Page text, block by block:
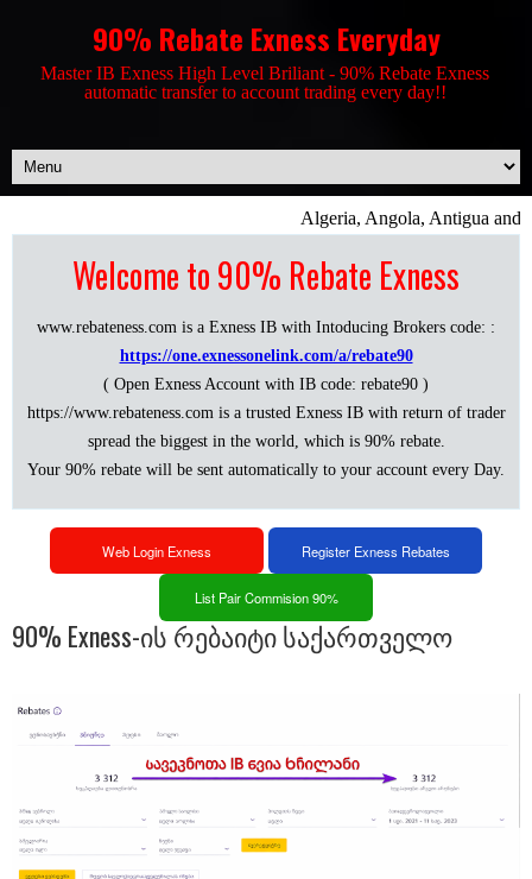
90% Rebate Exness Everyday
Master IB Exness High Level Briliant - 90% Rebate Exness
automatic transfer to account trading every day!!
Algeria, Angola, Antigua and
Welcome to 90% Rebate Exness
www.rebateness.com is a Exness IB with Intoducing Brokers code: :
https://one.exnessonelink.com/a/rebate90
( Open Exness Account with IB code: rebate90 )
https://www.rebateness.com is a trusted Exness IB with return of trader
spread the biggest in the world, which is 90% rebate.
Your 90% rebate will be sent automatically to your account every Day.
Web Login Exness Register Exness Rebates
List Pair Commision 90%
90% Exness-ის რებაიტი საქართველო